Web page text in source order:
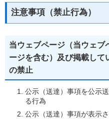
注意事項（禁止行為）
当ウェブページ（当ウェブ
ージを含む）及び掲載して
の禁止
公示（送達）事項を公示
る行為
公示（送達）事項が表示